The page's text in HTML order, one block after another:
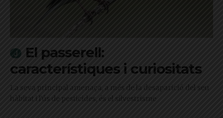
El passerell:
característiques i curiositats
La seva principal amenaça, a més de la desaparició del seu
hàbitat i l'ús de pesticides, és el silvestrisme